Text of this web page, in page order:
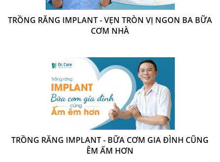
TRỒNG RĂNG IMPLANT - VẸN TRÒN VỊ NGON BA BỮA
CƠM NHÀ
TRỒNG RĂNG IMPLANT - BỮA CƠM GIA ĐÌNH CŨNG
ÊM ẤM HƠN